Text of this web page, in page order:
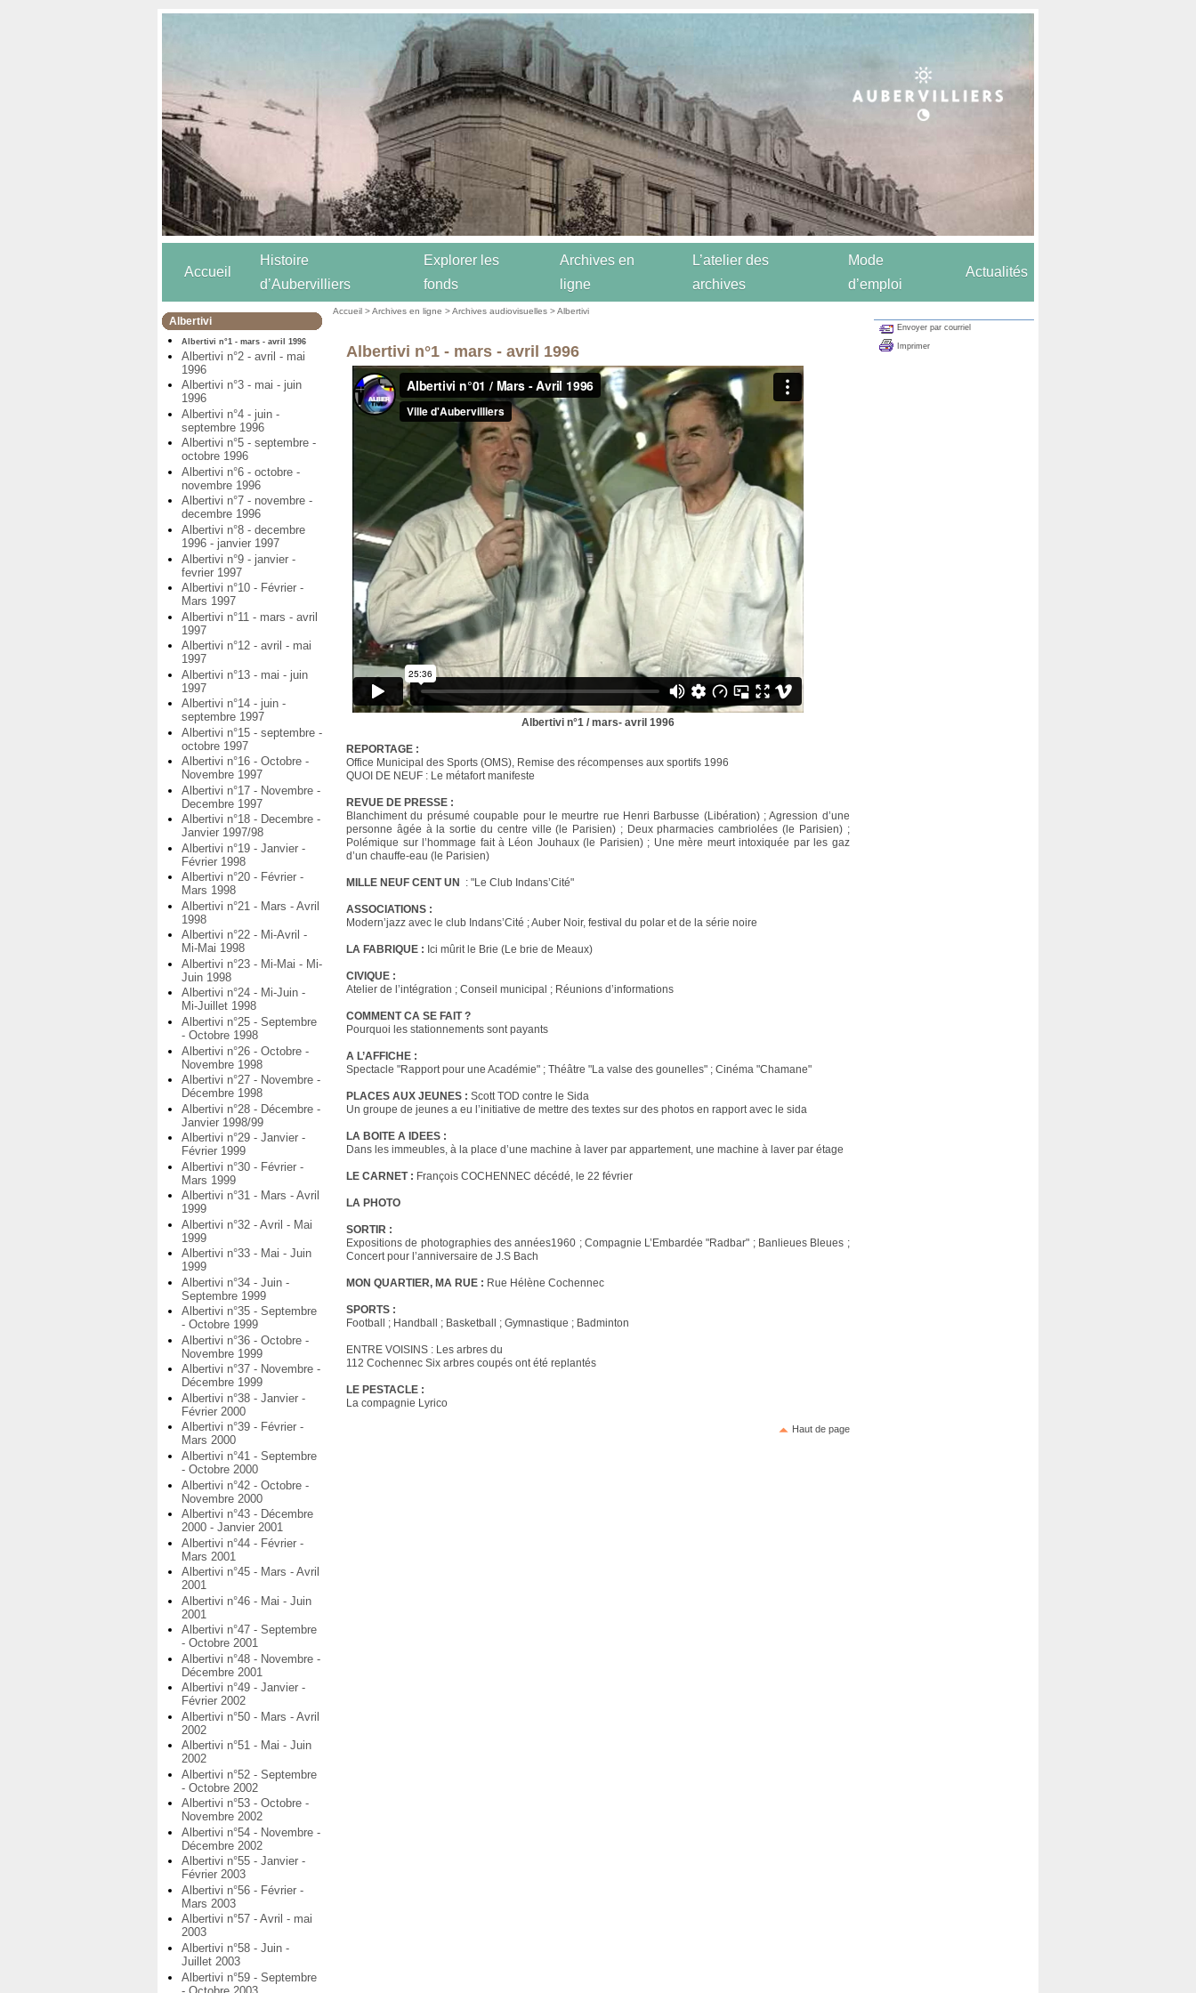
Accueil
Histoire
d’Aubervilliers
Explorer les
fonds
Archives en
ligne
L’atelier des
archives
Mode
d’emploi
Actualités
Albertivi
Albertivi n°1 - mars - avril 1996
Albertivi n°2 - avril - mai
1996
Albertivi n°3 - mai - juin
1996
Albertivi n°4 - juin -
septembre 1996
Albertivi n°5 - septembre -
octobre 1996
Albertivi n°6 - octobre -
novembre 1996
Albertivi n°7 - novembre -
decembre 1996
Albertivi n°8 - decembre
1996 - janvier 1997
Albertivi n°9 - janvier -
fevrier 1997
Albertivi n°10 - Février -
Mars 1997
Albertivi n°11 - mars - avril
1997
Albertivi n°12 - avril - mai
1997
Albertivi n°13 - mai - juin
1997
Albertivi n°14 - juin -
septembre 1997
Albertivi n°15 - septembre -
octobre 1997
Albertivi n°16 - Octobre -
Novembre 1997
Albertivi n°17 - Novembre -
Decembre 1997
Albertivi n°18 - Decembre -
Janvier 1997/98
Albertivi n°19 - Janvier -
Février 1998
Albertivi n°20 - Février -
Mars 1998
Albertivi n°21 - Mars - Avril
1998
Albertivi n°22 - Mi-Avril -
Mi-Mai 1998
Albertivi n°23 - Mi-Mai - Mi-
Juin 1998
Albertivi n°24 - Mi-Juin -
Mi-Juillet 1998
Albertivi n°25 - Septembre
- Octobre 1998
Albertivi n°26 - Octobre -
Novembre 1998
Albertivi n°27 - Novembre -
Décembre 1998
Albertivi n°28 - Décembre -
Janvier 1998/99
Albertivi n°29 - Janvier -
Février 1999
Albertivi n°30 - Février -
Mars 1999
Albertivi n°31 - Mars - Avril
1999
Albertivi n°32 - Avril - Mai
1999
Albertivi n°33 - Mai - Juin
1999
Albertivi n°34 - Juin -
Septembre 1999
Albertivi n°35 - Septembre
- Octobre 1999
Albertivi n°36 - Octobre -
Novembre 1999
Albertivi n°37 - Novembre -
Décembre 1999
Albertivi n°38 - Janvier -
Février 2000
Albertivi n°39 - Février -
Mars 2000
Albertivi n°41 - Septembre
- Octobre 2000
Albertivi n°42 - Octobre -
Novembre 2000
Albertivi n°43 - Décembre
2000 - Janvier 2001
Albertivi n°44 - Février -
Mars 2001
Albertivi n°45 - Mars - Avril
2001
Albertivi n°46 - Mai - Juin
2001
Albertivi n°47 - Septembre
- Octobre 2001
Albertivi n°48 - Novembre -
Décembre 2001
Albertivi n°49 - Janvier -
Février 2002
Albertivi n°50 - Mars - Avril
2002
Albertivi n°51 - Mai - Juin
2002
Albertivi n°52 - Septembre
- Octobre 2002
Albertivi n°53 - Octobre -
Novembre 2002
Albertivi n°54 - Novembre -
Décembre 2002
Albertivi n°55 - Janvier -
Février 2003
Albertivi n°56 - Février -
Mars 2003
Albertivi n°57 - Avril - mai
2003
Albertivi n°58 - Juin -
Juillet 2003
Albertivi n°59 - Septembre
Accueil >Archives en ligne >Archives audiovisuelles >Albertivi
Albertivi n°1 - mars - avril 1996
Albertivi n°1 / mars- avril 1996
REPORTAGE :
Office Municipal des Sports (OMS), Remise des récompenses aux sportifs 1996
QUOI DE NEUF : Le métafort manifeste
REVUE DE PRESSE :
Blanchiment du présumé coupable pour le meurtre rue Henri Barbusse (Libération) ; Agression d’une
personne âgée à la sortie du centre ville (le Parisien) ; Deux pharmacies cambriolées (le Parisien) ;
Polémique sur l’hommage fait à Léon Jouhaux (le Parisien) ; Une mère meurt intoxiquée par les gaz
d’un chauffe-eau (le Parisien)
MILLE NEUF CENT UN : "Le Club Indans’Cité"
ASSOCIATIONS :
Modern’jazz avec le club Indans’Cité ; Auber Noir, festival du polar et de la série noire
LA FABRIQUE : Ici mûrit le Brie (Le brie de Meaux)
CIVIQUE :
Atelier de l’intégration ; Conseil municipal ; Réunions d’informations
COMMENT CA SE FAIT ?
Pourquoi les stationnements sont payants
A L’AFFICHE :
Spectacle "Rapport pour une Académie" ; Théâtre "La valse des gounelles" ; Cinéma "Chamane"
PLACES AUX JEUNES : Scott TOD contre le Sida
Un groupe de jeunes a eu l’initiative de mettre des textes sur des photos en rapport avec le sida
LA BOITE A IDEES :
Dans les immeubles, à la place d’une machine à laver par appartement, une machine à laver par étage
LE CARNET : François COCHENNEC décédé, le 22 février
LA PHOTO
SORTIR :
Expositions de photographies des années1960 ; Compagnie L’Embardée "Radbar" ; Banlieues Bleues ;
Concert pour l’anniversaire de J.S Bach
MON QUARTIER, MA RUE : Rue Hélène Cochennec
SPORTS :
Football ; Handball ; Basketball ; Gymnastique ; Badminton
ENTRE VOISINS : Les arbres du
112 Cochennec Six arbres coupés ont été replantés
LE PESTACLE :
La compagnie Lyrico
Haut de page
Envoyer par courriel
Imprimer